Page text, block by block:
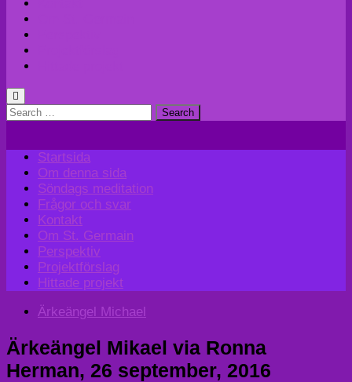
Search
Startsida
Om denna sida
Söndags meditation
Frågor och svar
Kontakt
Om St. Germain
Perspektiv
Projektförslag
Hittade projekt
Ärkeängel Michael
Ärkeängel Mikael via Ronna
Herman, 26 september, 2016